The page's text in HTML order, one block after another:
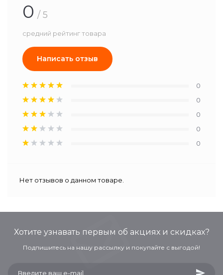
0 / 5
средний рейтинг товара
Написать отзыв
0
0
0
0
0
Нет отзывов о данном товаре.
Хотите узнавать первым об акциях и скидках?
Подпишитесь на нашу рассылку и покупайте с выгодой!